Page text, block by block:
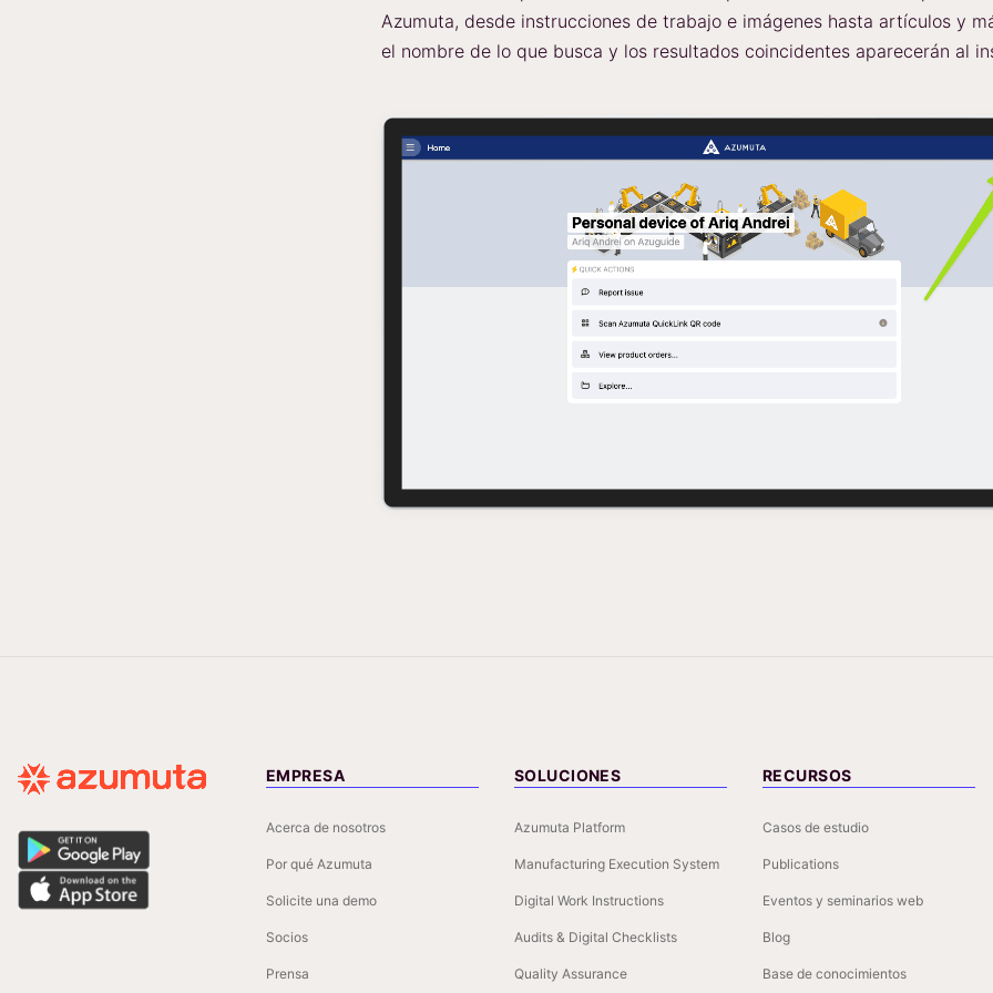
Azumuta, desde instrucciones de trabajo e imágenes hasta artículos y
el nombre de lo que busca y los resultados coincidentes aparecerán al
EMPRESA
Acerca de nosotros
Por qué Azumuta
Solicite una demo
Socios
Prensa
SOLUCIONES
Azumuta Platform
Manufacturing Execution System
Digital Work Instructions
Audits & Digital Checklists
Quality Assurance
RECURSOS
Casos de estudio
Publications
Eventos y seminarios web
Blog
Base de conocimientos